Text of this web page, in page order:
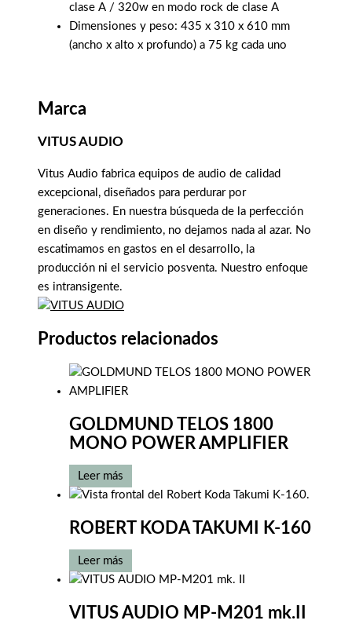
clase A / 320w en modo rock de clase A
Dimensiones y peso: 435 x 310 x 610 mm
(ancho x alto x profundo) a 75 kg cada uno
Marca
VITUS AUDIO
Vitus Audio fabrica equipos de audio de calidad
excepcional, diseñados para perdurar por
generaciones. En nuestra búsqueda de la perfección
en diseño y rendimiento, no dejamos nada al azar. No
escatimamos en gastos en el desarrollo, la
producción ni el servicio posventa. Nuestro enfoque
es intransigente.
Productos relacionados
GOLDMUND TELOS 1800
MONO POWER AMPLIFIER
Leer más
ROBERT KODA TAKUMI K-160
Leer más
VITUS AUDIO MP-M201 mk.II